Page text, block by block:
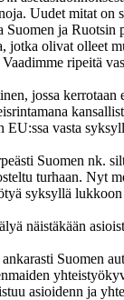
Uudet mitat on
ja
olivat olleet
ripeitä
jossa
EU:ssa vasta
Suomen nk.
turhaan. Nyt
syksyllä
näistäkään
Suomen
asioidenn ja